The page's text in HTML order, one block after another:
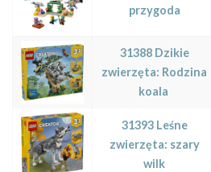
przygoda
31388 Dzikie
zwierzęta: Rodzina
koala
31393 Leśne
zwierzęta: szary
wilk